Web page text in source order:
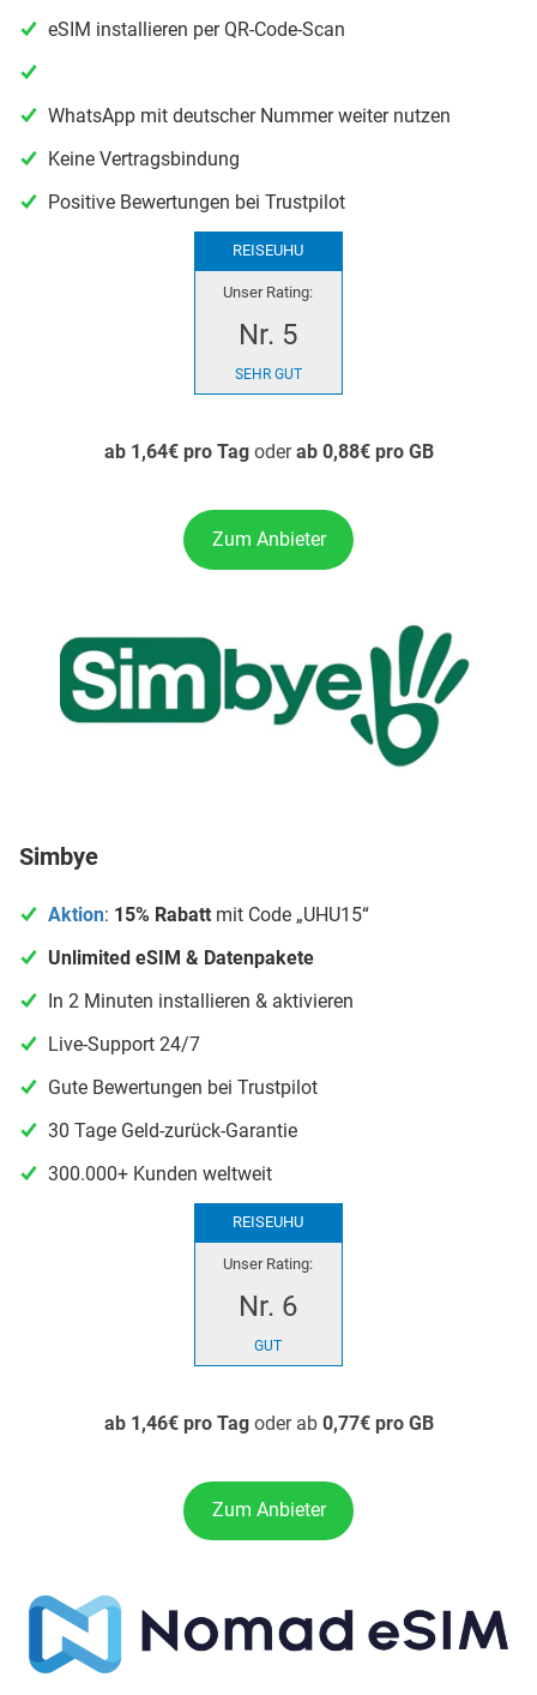
eSIM installieren per QR-Code-Scan
WhatsApp mit deutscher Nummer weiter nutzen
Keine Vertragsbindung
Positive Bewertungen bei Trustpilot
REISEUHU
Unser Rating:
Nr. 5
SEHR GUT
ab 1,64€ pro Tagoderab 0,88€ pro GB
Zum Anbieter
Simbye
Aktion: 15% Rabatt mit Code „UHU15“
Unlimited eSIM & Datenpakete
In 2 Minuten installieren & aktivieren
Live-Support 24/7
Gute Bewertungen bei Trustpilot
30 Tage Geld-zurück-Garantie
300.000+ Kunden weltweit
REISEUHU
Unser Rating:
Nr. 6
GUT
ab 1,46€ pro Tagoder ab 0,77€ pro GB
Zum Anbieter